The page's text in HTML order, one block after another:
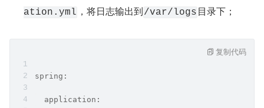
ation.yml ，将日志输出到/var/logs 目录下；
spring:
  application:
复制代码